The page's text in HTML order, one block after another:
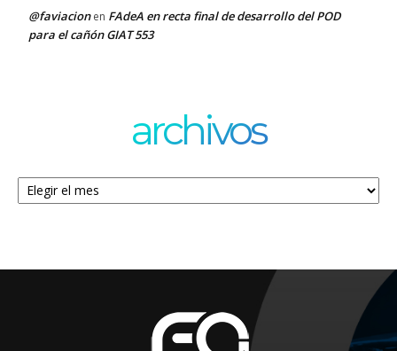
@faviacionen FAdeA en recta final de desarrollo del POD
para el cañón GIAT 553
archivos
Archivos